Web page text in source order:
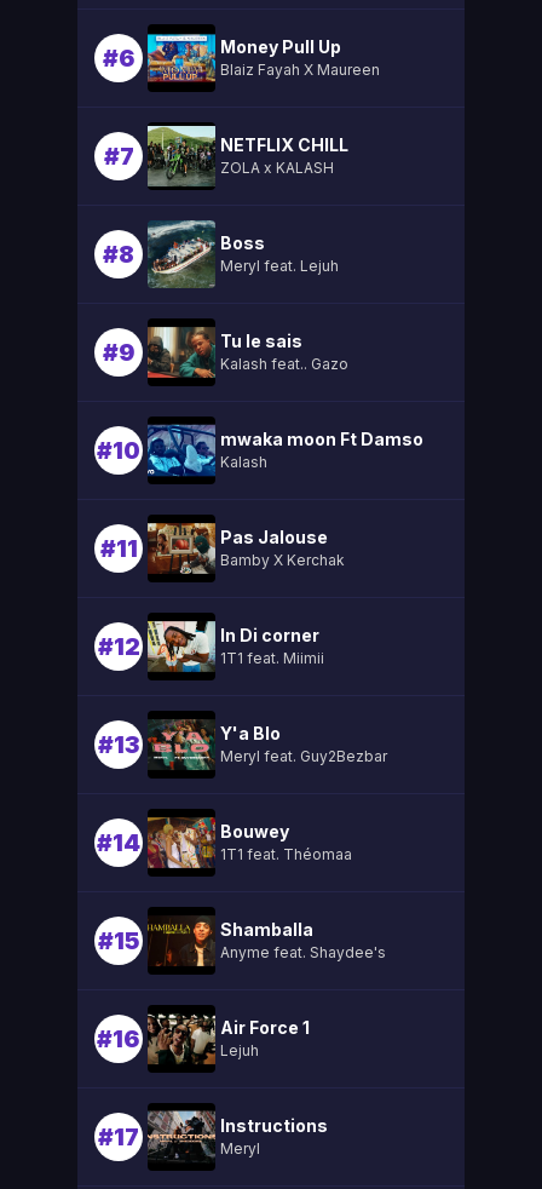
#6 Money Pull Up
Blaiz Fayah X Maureen
#7 NETFLIX CHILL
ZOLA x KALASH
#8 Boss
Meryl feat. Lejuh
#9 Tu le sais
Kalash feat.. Gazo
#10 mwaka moon Ft Damso
Kalash
#11 Pas Jalouse
Bamby X Kerchak
#12 In Di corner
1T1 feat. Miimii
#13 Y'a Blo
Meryl feat. Guy2Bezbar
#14 Bouwey
1T1 feat. Théomaa
#15 Shamballa
Anyme feat. Shaydee's
#16 Air Force 1
Lejuh
#17 Instructions
Meryl